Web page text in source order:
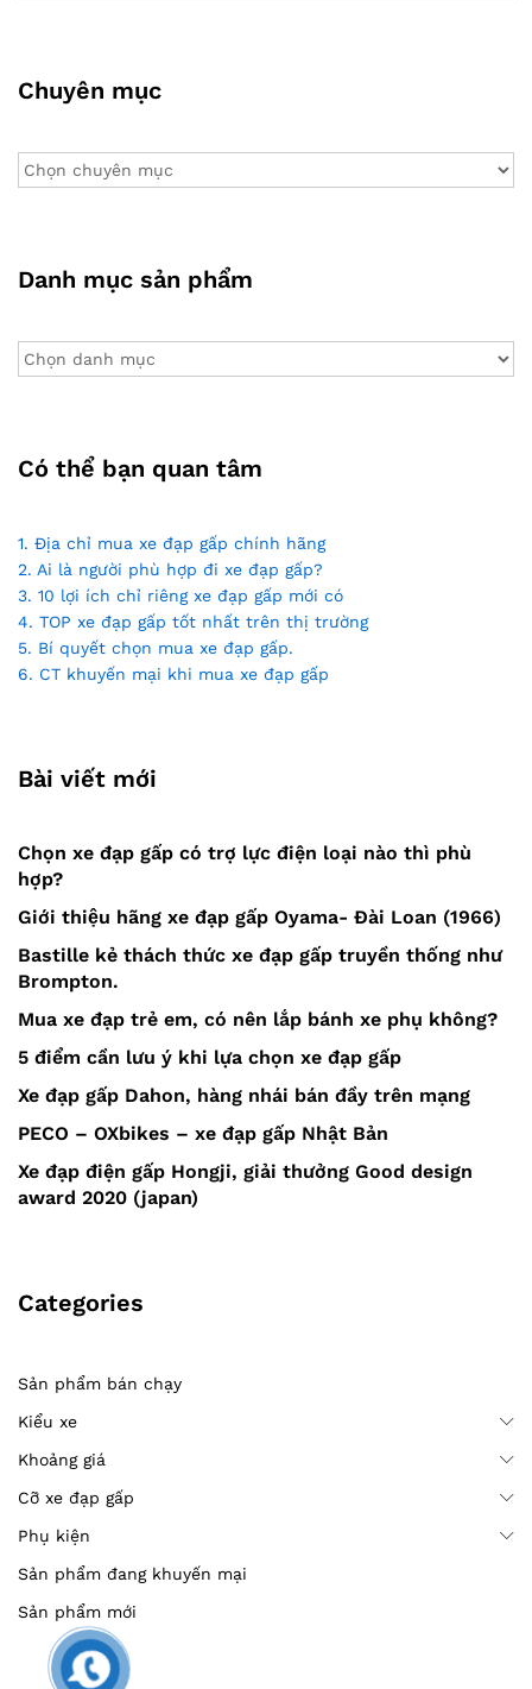
Chuyên mục
Chuyên
mục
Danh mục sản phẩm
Có thể bạn quan tâm
1. Địa chỉ mua xe đạp gấp chính hãng
2. Ai là người phù hợp đi xe đạp gấp?
3. 10 lợi ích chỉ riêng xe đạp gấp mới có
4. TOP xe đạp gấp tốt nhất trên thị trường
5. Bí quyết chọn mua xe đạp gấp.
6. CT khuyến mại khi mua xe đạp gấp
Bài viết mới
Chọn xe đạp gấp có trợ lực điện loại nào thì phù
hợp?
Giới thiệu hãng xe đạp gấp Oyama- Đài Loan (1966)
Bastille kẻ thách thức xe đạp gấp truyền thống như
Brompton.
Mua xe đạp trẻ em, có nên lắp bánh xe phụ không?
5 điểm cần lưu ý khi lựa chọn xe đạp gấp
Xe đạp gấp Dahon, hàng nhái bán đầy trên mạng
PECO – OXbikes – xe đạp gấp Nhật Bản
Xe đạp điện gấp Hongji, giải thưởng Good design
award 2020 (japan)
Categories
Sản phẩm bán chạy
Kiểu xe
Khoảng giá
Cỡ xe đạp gấp
Phụ kiện
Sản phẩm đang khuyến mại
Sản phẩm mới